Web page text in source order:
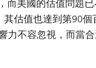
而美國的估值問題
估值也達到第90個
力不容忽視，而當